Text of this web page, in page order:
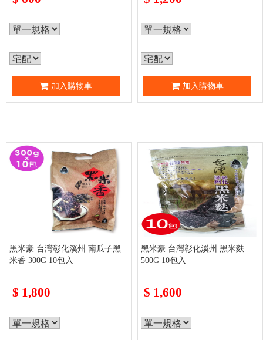
加入購物車 加入購物車
黑米豪 台灣彰化溪州 南瓜子黑
米香 300G 10包入
$ 1,800
黑米豪 台灣彰化溪州 黑米麩
500G 10包入
$ 1,600